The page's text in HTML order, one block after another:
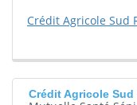
Crédit Agricole Sud
Crédit Agricole Sud